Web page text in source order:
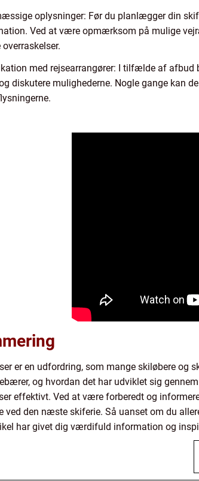
oplysninger: Før du planlægger din
Ved at være opmærksom på mulige
med rejsearrangører: I tilfælde af afbud
diskutere mulighederne. Nogle gange kan
er en udfordring, som mange skiløbere og
og hvordan det har udviklet sig
effektivt. Ved at være forberedt og
ved den næste skiferie. Så uanset om du
har givet dig værdifuld information og